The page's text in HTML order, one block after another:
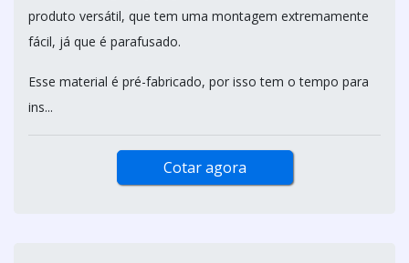
produto versátil, que tem uma montagem extremamente
fácil, já que é parafusado.
Esse material é pré-fabricado, por isso tem o tempo para
ins...
Cotar agora